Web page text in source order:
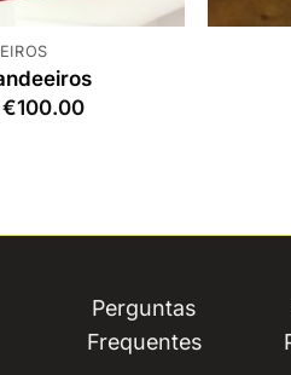
O
€100.00O
Perguntas
Frequentes